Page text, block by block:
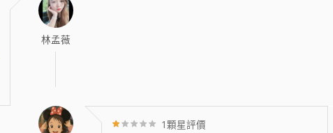
林孟薇
1顆星評價